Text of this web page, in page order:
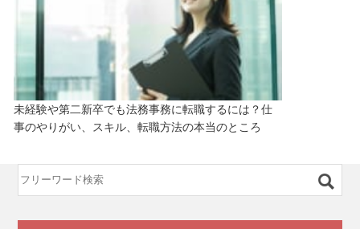
未経験や第二新卒でも法務事務に転職するには？仕
事のやりがい、スキル、転職方法の本当のところ